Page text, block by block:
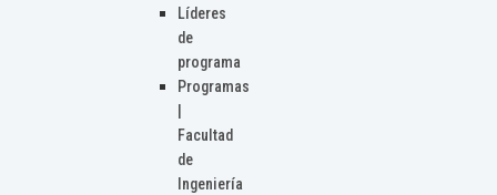
Líderes
de
programa
Programas
Facultad
de
Ingeniería